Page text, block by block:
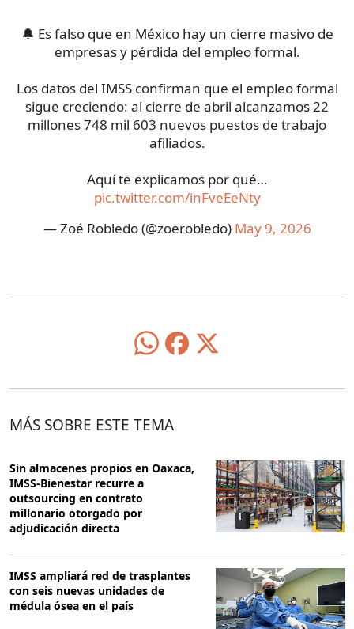
🔔 Es falso que en México hay un cierre masivo de
empresas y pérdida del empleo formal.
Los datos del IMSS confirman que el empleo formal
sigue creciendo: al cierre de abril alcanzamos 22
millones 748 mil 603 nuevos puestos de trabajo
afiliados.
Aquí te explicamos por qué…
pic.twitter.com/inFveEeNty
— Zoé Robledo (@zoerobledo) May 9, 2026
MÁS SOBRE ESTE TEMA
Sin almacenes propios en Oaxaca,
IMSS-Bienestar recurre a
outsourcing en contrato
millonario otorgado por
adjudicación directa
IMSS ampliará red de trasplantes
con seis nuevas unidades de
médula ósea en el país